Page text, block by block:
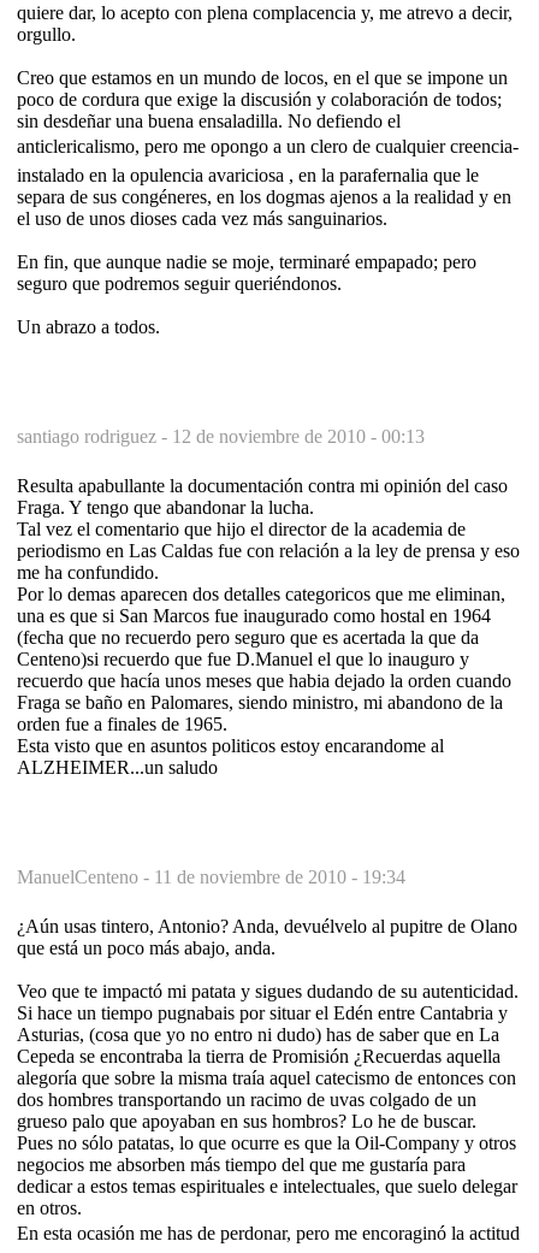
quiere dar, lo acepto con plena complacencia y, me atrevo a decir,
orgullo.
Creo que estamos en un mundo de locos, en el que se impone un
poco de cordura que exige la discusión y colaboración de todos;
sin desdeñar una buena ensaladilla. No defiendo el
anticlericalismo, pero me opongo a un clero de cualquier creencia-
instalado en la opulencia avariciosa , en la parafernalia que le
separa de sus congéneres, en los dogmas ajenos a la realidad y en
el uso de unos dioses cada vez más sanguinarios.
En fin, que aunque nadie se moje, terminaré empapado; pero
seguro que podremos seguir queriéndonos.
Un abrazo a todos.
santiago rodriguez - 12 de noviembre de 2010 - 00:13
Resulta apabullante la documentación contra mi opinión del caso
Fraga. Y tengo que abandonar la lucha.
Tal vez el comentario que hijo el director de la academia de
periodismo en Las Caldas fue con relación a la ley de prensa y eso
me ha confundido.
Por lo demas aparecen dos detalles categoricos que me eliminan,
una es que si San Marcos fue inaugurado como hostal en 1964
(fecha que no recuerdo pero seguro que es acertada la que da
Centeno)si recuerdo que fue D.Manuel el que lo inauguro y
recuerdo que hacía unos meses que habia dejado la orden cuando
Fraga se baño en Palomares, siendo ministro, mi abandono de la
orden fue a finales de 1965.
Esta visto que en asuntos politicos estoy encarandome al
ALZHEIMER...un saludo
ManuelCenteno - 11 de noviembre de 2010 - 19:34
¿Aún usas tintero, Antonio? Anda, devuélvelo al pupitre de Olano
que está un poco más abajo, anda.
Veo que te impactó mi patata y sigues dudando de su autenticidad.
Si hace un tiempo pugnabais por situar el Edén entre Cantabria y
Asturias, (cosa que yo no entro ni dudo) has de saber que en La
Cepeda se encontraba la tierra de Promisión ¿Recuerdas aquella
alegoría que sobre la misma traía aquel catecismo de entonces con
dos hombres transportando un racimo de uvas colgado de un
grueso palo que apoyaban en sus hombros? Lo he de buscar.
Pues no sólo patatas, lo que ocurre es que la Oil-Company y otros
negocios me absorben más tiempo del que me gustaría para
dedicar a estos temas espirituales e intelectuales, que suelo delegar
en otros.
En esta ocasión me has de perdonar, pero me encoraginó la actitud